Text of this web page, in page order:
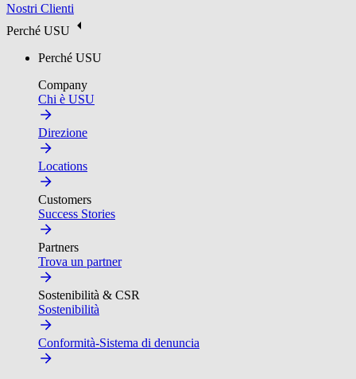
Nostri Clienti
Perché USU
Perché USU
Company
Chi è USU
Direzione
Locations
Customers
Success Stories
Partners
Trova un partner
Sostenibilità & CSR
Sostenibilità
Conformità-Sistema di denuncia